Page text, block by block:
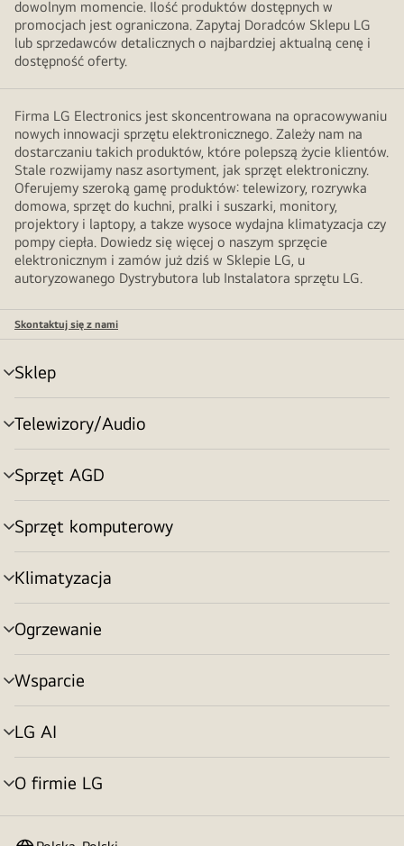
dowolnym momencie. Ilość produktów dostępnych w
promocjach jest ograniczona. Zapytaj Doradców Sklepu LG
lub sprzedawców detalicznych o najbardziej aktualną cenę i
dostępność oferty.
Firma LG Electronics jest skoncentrowana na opracowywaniu
nowych innowacji sprzętu elektronicznego. Zależy nam na
dostarczaniu takich produktów, które polepszą życie klientów.
Stale rozwijamy nasz asortyment, jak sprzęt elektroniczny.
Oferujemy szeroką gamę produktów: telewizory, rozrywka
domowa, sprzęt do kuchni, pralki i suszarki, monitory,
projektory i laptopy, a takze wysoce wydajna klimatyzacja czy
pompy ciepła. Dowiedz się więcej o naszym sprzęcie
elektronicznym i zamów już dziś w Sklepie LG, u
autoryzowanego Dystrybutora lub Instalatora sprzętu LG.
Skontaktuj się z nami
Sklep
Przełącznik
menu
Telewizory/Audio
Przełącznik
menu
Sprzęt AGD
Przełącznik
menu
Sprzęt komputerowy
Przełącznik
menu
Klimatyzacja
Przełącznik
menu
Ogrzewanie
Przełącznik
menu
Wsparcie
Przełącznik
menu
LG AI
Przełącznik
menu
O firmie LG
Przełącznik